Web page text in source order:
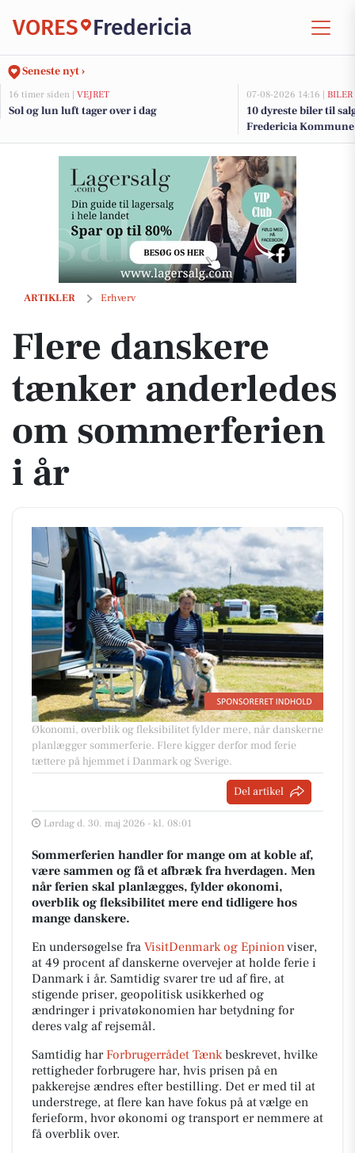
VORES Fredericia
Seneste nyt ›
16 timer siden | VEJRET
Sol og lun luft tager over i dag
07-08-2026 14:16 | BILER
10 dyreste biler til
Fredericia Kommune
ARTIKLER Erhverv
Flere danskere tænker anderledes om sommerferien i år
Flere danskere
tænker anderledes
om sommerferien
i år
Økonomi, overblik og fleksibilitet fylder mere, når danskerne
planlægger sommerferie. Flere kigger derfor mod ferie
tættere på hjemmet i Danmark og Sverige.
Del artikel
Lørdag d. 30. maj 2026 - kl. 08:01
Sommerferien handler for mange om at koble af,
være sammen og få et afbræk fra hverdagen. Men
når ferien skal planlægges, fylder økonomi,
overblik og fleksibilitet mere end tidligere hos
mange danskere.
En undersøgelse fra VisitDenmark og Epinionviser,
at 49 procent af danskerne overvejer at holde ferie i
Danmark i år. Samtidig svarer tre ud af fire, at
stigende priser, geopolitisk usikkerhed og
ændringer i privatøkonomien har betydning for
deres valg af rejsemål.
Samtidig har Forbrugerrådet Tænkbeskrevet, hvilke
rettigheder forbrugere har, hvis prisen på en
pakkerejse ændres efter bestilling. Det er med til at
understrege, at flere kan have fokus på at vælge en
ferieform, hvor økonomi og transport er nemmere at
få overblik over.